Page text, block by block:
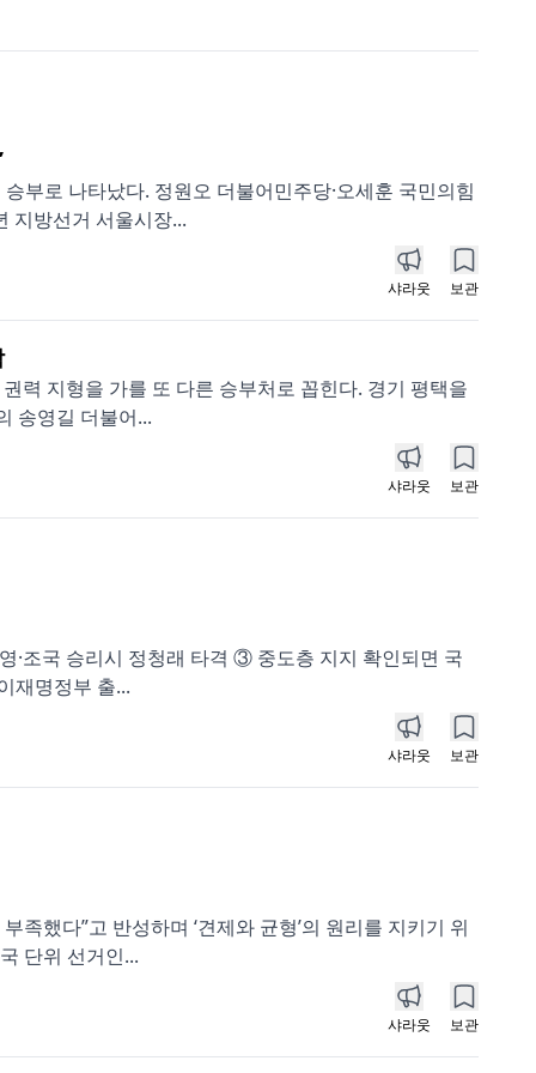
부로 나타났다. 정원오 더불어민주당·오세훈 국민의힘
지방선거 서울시장...
샤라웃 보관
력 지형을 가를 또 다른 승부처로 꼽힌다. 경기 평택을
송영길 더불어...
샤라웃 보관
조국 승리시 정청래 타격 ③ 중도층 지지 확인되면 국
재명정부 출...
샤라웃 보관
족했다”고 반성하며 ‘견제와 균형’의 원리를 지키기 위
단위 선거인...
샤라웃 보관